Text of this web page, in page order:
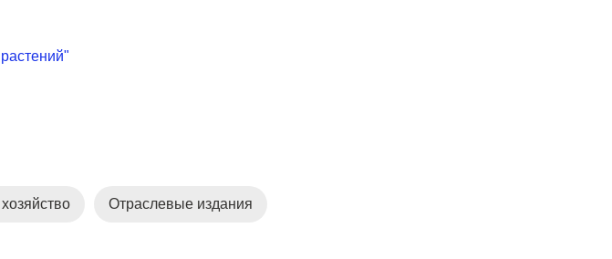
Отраслевые издания